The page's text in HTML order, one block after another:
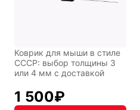
Коврик для мыши в стиле
СССР: выбор толщины 3
или 4 мм с доставкой
1 500₽
По мотивам
игр